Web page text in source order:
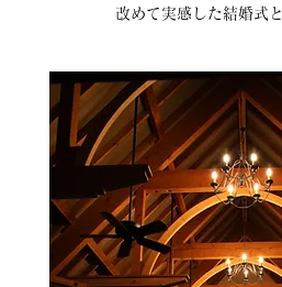
改めて実感した結婚式